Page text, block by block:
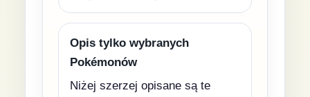
Opis tylko wybranych
Pokémonów
Niżej szerzej opisane są te